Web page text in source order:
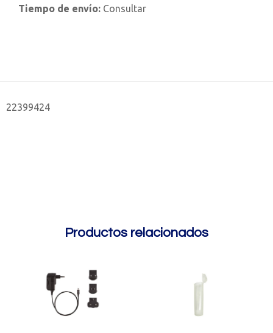
Tiempo de envío: Consultar
22399424
Productos relacionados